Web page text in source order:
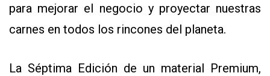
para mejorar el negocio y proyectar nuestras
carnes en todos los rincones del planeta.
La Séptima Edición de un material Premium,